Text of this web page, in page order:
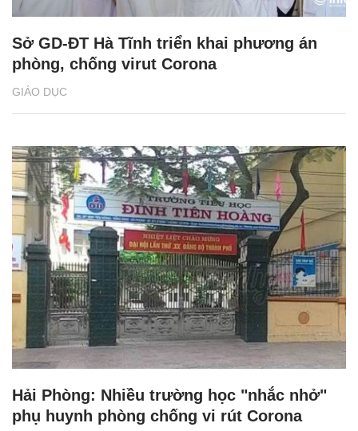
GIÁO DỤC
Sở GD-ĐT Hà Tĩnh triển khai phương án
phòng, chống virut Corona
Hải Phòng: Nhiều trường học "nhắc nhở"
phụ huynh phòng chống vi rút Corona